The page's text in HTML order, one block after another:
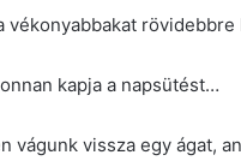
vékonyabbakat
kapja a napsütést…
vágunk vissza egy ágat,